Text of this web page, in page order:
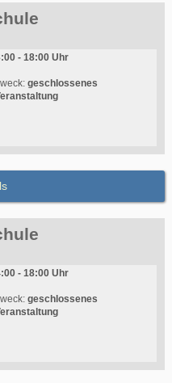
- 18:00 Uhr
geschlossenes
- 18:00 Uhr
geschlossenes